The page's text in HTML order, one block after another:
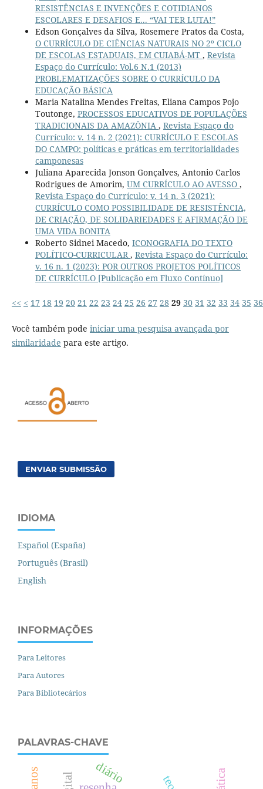
RESISTÊNCIAS E INVENÇÕES E COTIDIANOS
ESCOLARES E DESAFIOS E... “VAI TER LUTA!”
Edson Gonçalves da Silva, Rosemere Pratos da Costa,
O CURRÍCULO DE CIÊNCIAS NATURAIS NO 2º CICLO
DE ESCOLAS ESTADUAIS, EM CUIABÁ-MT , Revista
Espaço do Currículo: Vol.6 N.1 (2013)
PROBLEMATIZAÇÕES SOBRE O CURRÍCULO DA
EDUCAÇÃO BÁSICA
Maria Natalina Mendes Freitas, Eliana Campos Pojo
Toutonge, PROCESSOS EDUCATIVOS DE POPULAÇÕES
TRADICIONAIS DA AMAZÔNIA , Revista Espaço do
Currículo: v. 14 n. 2 (2021): CURRÍCULO E ESCOLAS
DO CAMPO: políticas e práticas em territorialidades
camponesas
Juliana Aparecida Jonson Gonçalves, Antonio Carlos
Rodrigues de Amorim, UM CURRÍCULO AO AVESSO ,
Revista Espaço do Currículo: v. 14 n. 3 (2021):
CURRÍCULO COMO POSSIBILIDADE DE RESISTÊNCIA,
DE CRIAÇÃO, DE SOLIDARIEDADES E AFIRMAÇÃO DE
UMA VIDA BONITA
Roberto Sidnei Macedo, ICONOGRAFIA DO TEXTO
POLÍTICO-CURRICULAR , Revista Espaço do Currículo:
v. 16 n. 1 (2023): POR OUTROS PROJETOS POLÍTICOS
DE CURRÍCULO [Publicação em Fluxo Contínuo]
<< < 17 18 19 20 21 22 23 24 25 26 27 28 29 30 31 32 33 34 35 36
Você também pode iniciar uma pesquisa avançada por
similaridade para este artigo.
ENVIAR SUBMISSÃO
IDIOMA
Español (España)
Português (Brasil)
English
INFORMAÇÕES
Para Leitores
Para Autores
Para Bibliotecários
PALAVRAS-CHAVE
diário